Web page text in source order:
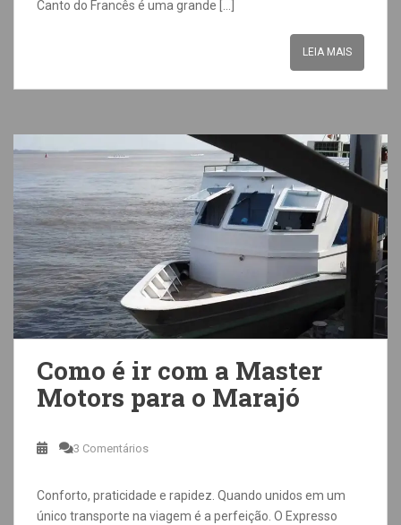
Canto do Francês é uma grande […]
LEIA MAIS
Como é ir com a Master
Motors para o Marajó
3 Comentários
Conforto, praticidade e rapidez. Quando unidos em um
único transporte na viagem é a perfeição. O Expresso